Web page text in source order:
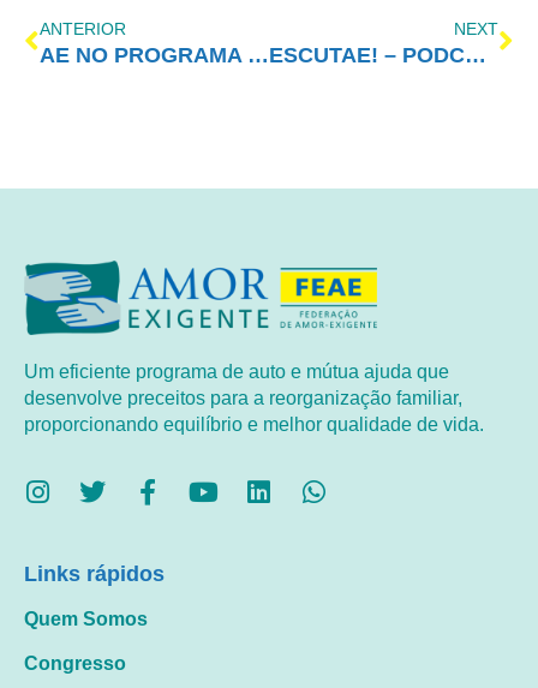
ANTERIOR
AE NO PROGRAMA VIDA MELHOR – REDEVIDA – 27/04/2020
NEXT
ESCUTAE! – PODCAST DO AMOR-EXIGENTE – EPISÓDIO 6
Um eficiente programa de auto e mútua ajuda que
desenvolve preceitos para a reorganização familiar,
proporcionando equilíbrio e melhor qualidade de vida.
Links rápidos
Quem Somos
Congresso